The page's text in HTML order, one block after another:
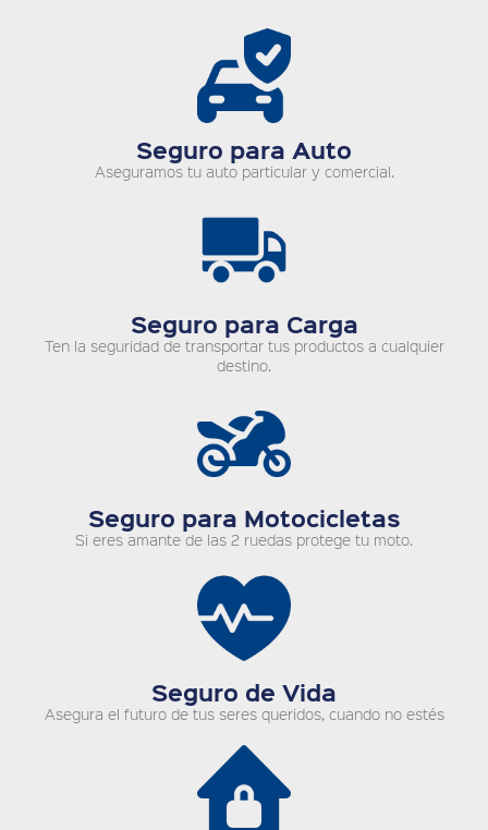
Seguro para Auto
Aseguramos tu auto particular y comercial.
Seguro para Carga
Ten la seguridad de transportar tus productos a cualquier
destino.
Seguro para Motocicletas
Si eres amante de las 2 ruedas protege tu moto.
Seguro de Vida
Asegura el futuro de tus seres queridos, cuando no estés